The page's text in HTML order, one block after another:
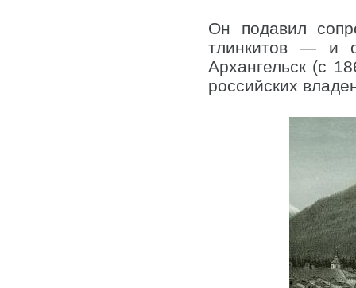
Он подавил
тлинкитов — и
Архангельск (с
российских